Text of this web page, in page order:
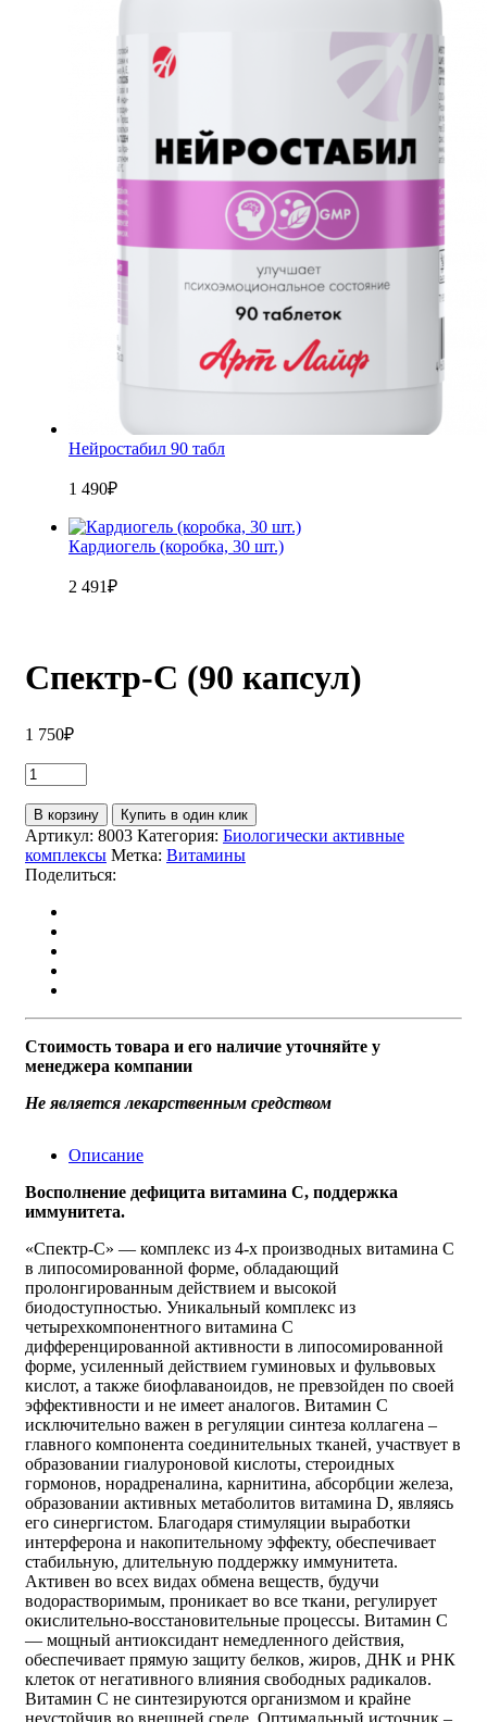
Нейростабил 90 табл
1 490₽
Кардиогель (коробка, 30 шт.)
2 491₽
Спектр-С (90 капсул)
1 750₽
В корзину Купить в один клик
Артикул: 8003 Категория: Биологически активные
комплексы Метка: Витамины
Поделиться:
Стоимость товара и его наличие уточняйте у
менеджера компании
Не является лекарственным средством
Описание
Восполнение дефицита витамина С, поддержка
иммунитета.
«Спектр-С» — комплекс из 4-х производных витамина С
в липосомированной форме, обладающий
пролонгированным действием и высокой
биодоступностью. Уникальный комплекс из
четырехкомпонентного витамина С
дифференцированной активности в липосомированной
форме, усиленный действием гуминовых и фульвовых
кислот, а также биофлаваноидов, не превзойден по своей
эффективности и не имеет аналогов. Витамин С
исключительно важен в регуляции синтеза коллагена –
главного компонента соединительных тканей, участвует в
образовании гиалуроновой кислоты, стероидных
гормонов, норадреналина, карнитина, абсорбции железа,
образовании активных метаболитов витамина D, являясь
его синергистом. Благодаря стимуляции выработки
интерферона и накопительному эффекту, обеспечивает
стабильную, длительную поддержку иммунитета.
Активен во всех видах обмена веществ, будучи
водорастворимым, проникает во все ткани, регулирует
окислительно-восстановительные процессы. Витамин С
— мощный антиоксидант немедленного действия,
обеспечивает прямую защиту белков, жиров, ДНК и РНК
клеток от негативного влияния свободных радикалов.
Витамин С не синтезируются организмом и крайне
неустойчив во внешней среде. Оптимальный источник –